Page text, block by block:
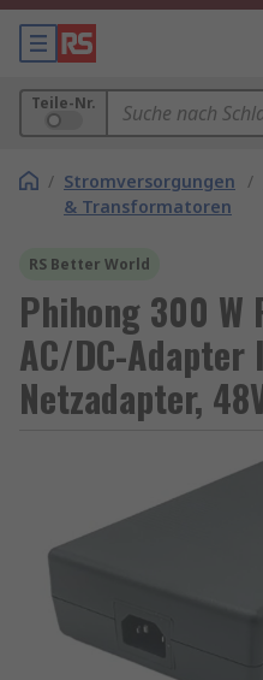
Teile-Nr.
/ Stromversorgungen
& Transformatoren
/
RS Better World
Phihong 300 W
AC/DC-Adapter
Netzadapter,